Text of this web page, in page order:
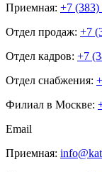
Приемная: +7 (383)
Отдел продаж: +7
Отдел кадров: +7
Отдел снабжения:
Филиал в Москве:
Email
Приемная: